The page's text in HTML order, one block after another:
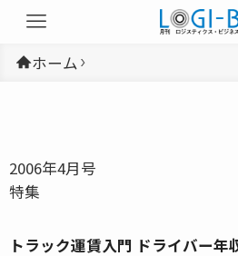
ホーム
2006年4月号
特集
トラック運賃入門 ドライバー年